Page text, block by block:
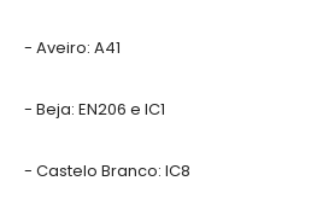
- Aveiro: A41
- Beja: EN206 e IC1
- Castelo Branco: IC8